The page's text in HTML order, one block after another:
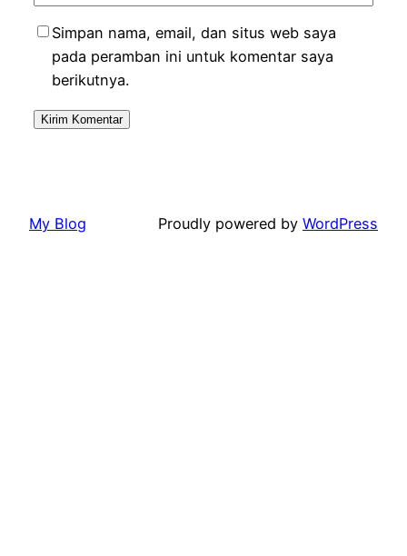
Simpan nama, email, dan situs web saya
pada peramban ini untuk komentar saya
berikutnya.
My Blog Proudly powered by WordPress